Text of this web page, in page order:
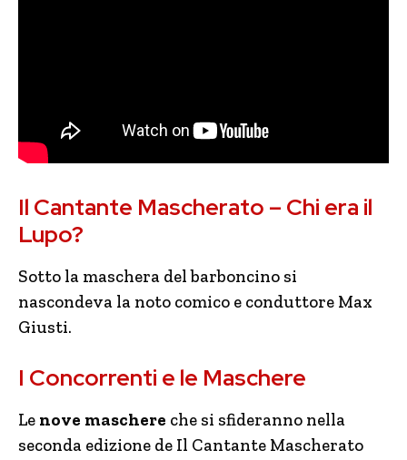
Il Cantante Mascherato – Chi era il
Lupo?
Sotto la maschera del barboncino si
nascondeva la noto comico e conduttore Max
Giusti.
I Concorrenti e le Maschere
Le nove maschere che si sfideranno nella
seconda edizione de Il Cantante Mascherato